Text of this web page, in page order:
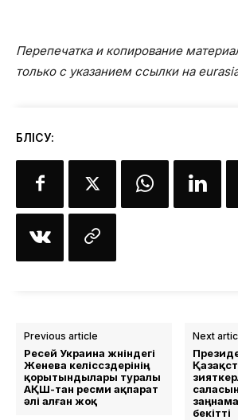
Перепечатка и копирование
только с указанием ссылки на
БӨЛІСУ:
Previous article
Ресей Украина жөніндегі
Женева келіссөздерінің
қорытындылары туралы
АҚШ-тан ресми ақпарат
әлі алған жоқ
Next
бекітті